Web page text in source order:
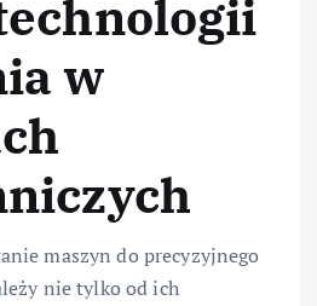
w
maszyn do precyzyjnego
nie tylko od ich